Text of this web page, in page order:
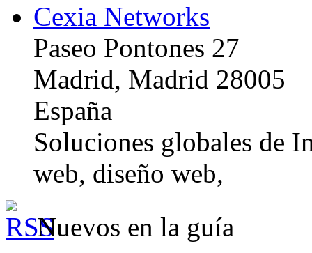
Cexia Networks
Paseo Pontones 27
Madrid, Madrid 28005
España
Soluciones globales de
web, diseño web,
Nuevos en la guía